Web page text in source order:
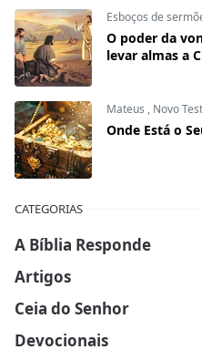
Esboços de
O poder da
levar almas a
Mateus , Novo
Onde Está o
CATEGORIAS
A Bíblia Responde
Artigos
Ceia do Senhor
Devocionais